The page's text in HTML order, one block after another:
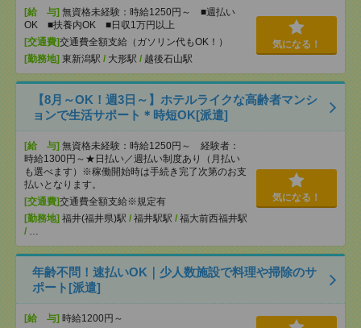
[給 与] 無資格未経験：時給1250円～ ■週払い
OK ■扶養内OK ■日収1万円以上
[交通費]交通費全額支給（ガソリン代もOK！）
[勤務地] 東新潟駅 / 大形駅 / 越後石山駅
気になる！
【8月～OK！週3日～】ホテルライクな高齢者マンシ
ョンで生活サポート＊時短OK[派遣]
[給 与] 無資格未経験：時給1250円～ 経験者：
時給1300円～★日払い／週払い制度あり（月払い
も選べます）※稼働開始時は手続き完了次第のお支
払いとなります。
[交通費]交通費全額支給※規定有
[勤務地] 福井(福井県)駅 / 福井駅駅 / 福大前西福井駅
/
気になる！
年齢不問！速払いOK｜少人数施設で料理や掃除のサ
ポート[派遣]
[給 与] 時給1200円～